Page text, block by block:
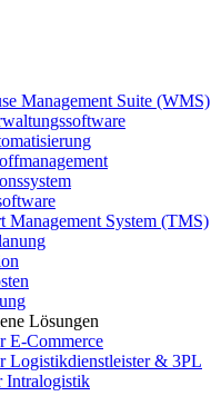
Management Suite (WMS)
Management System (TMS)
Lösungen
E-Commerce
Logistikdienstleister & 3PL
Intralogistik